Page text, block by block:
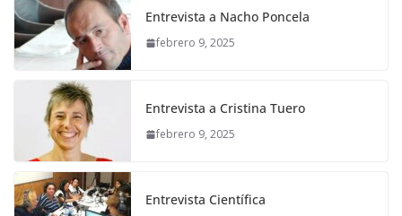
Entrevista a Nacho Poncela
febrero 9, 2025
Entrevista a Cristina Tuero
febrero 9, 2025
Entrevista Científica